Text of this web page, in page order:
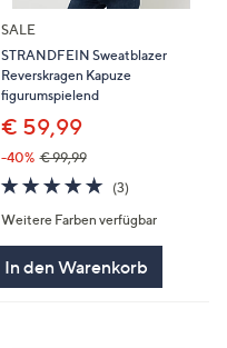
SALE
STRANDFEIN Sweatblazer
Reverskragen Kapuze
figurumspielend
€ 59,99
-40% € 99,99
5.0
von
5
(3)
Weitere Farben verfügbar
In den Warenkorb